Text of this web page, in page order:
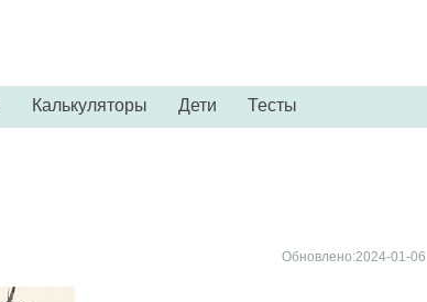
Калькуляторы Дети Тесты
Обновлено:2024-01-06